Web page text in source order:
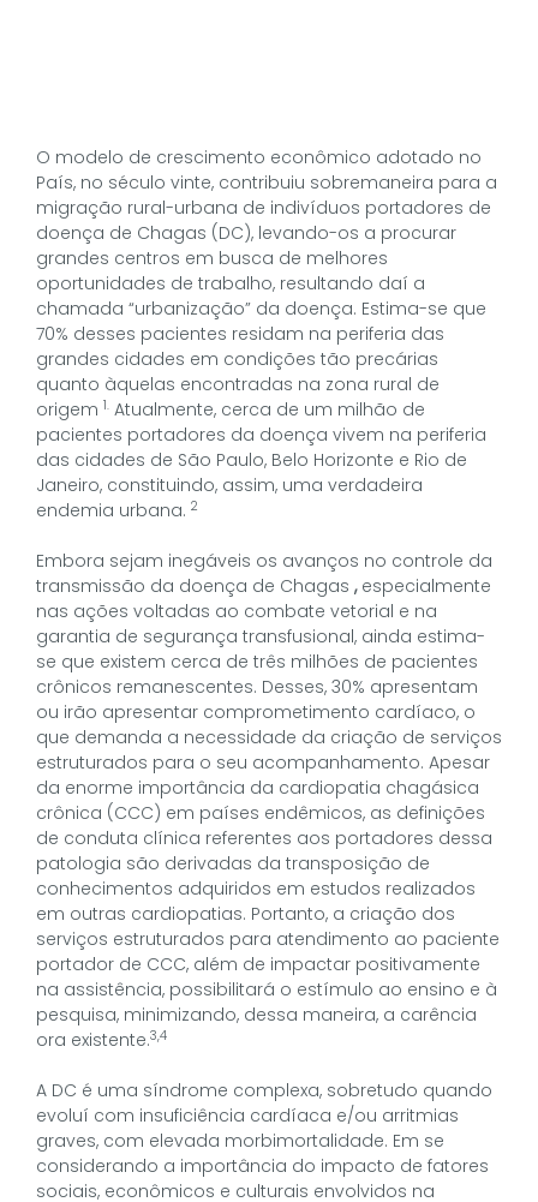
O modelo de crescimento econômico adotado no
País, no século vinte, contribuiu sobremaneira para a
migração rural-urbana de indivíduos portadores de
doença de Chagas (DC), levando-os a procurar
grandes centros em busca de melhores
oportunidades de trabalho, resultando daí a
chamada “urbanização” da doença. Estima-se que
70% desses pacientes residam na periferia das
grandes cidades em condições tão precárias
quanto àquelas encontradas na zona rural de
origem 1. Atualmente, cerca de um milhão de
pacientes portadores da doença vivem na periferia
das cidades de São Paulo, Belo Horizonte e Rio de
Janeiro, constituindo, assim, uma verdadeira
endemia urbana. 2
Embora sejam inegáveis os avanços no controle da
transmissão da doença de Chagas ,especialmente
nas ações voltadas ao combate vetorial e na
garantia de segurança transfusional, ainda estima-
se que existem cerca de três milhões de pacientes
crônicos remanescentes. Desses, 30% apresentam
ou irão apresentar comprometimento cardíaco, o
que demanda a necessidade da criação de serviços
estruturados para o seu acompanhamento. Apesar
da enorme importância da cardiopatia chagásica
crônica (CCC) em países endêmicos, as definições
de conduta clínica referentes aos portadores dessa
patologia são derivadas da transposição de
conhecimentos adquiridos em estudos realizados
em outras cardiopatias. Portanto, a criação dos
serviços estruturados para atendimento ao paciente
portador de CCC, além de impactar positivamente
na assistência, possibilitará o estímulo ao ensino e à
pesquisa, minimizando, dessa maneira, a carência
ora existente.3,4
A DC é uma síndrome complexa, sobretudo quando
evoluí com insuficiência cardíaca e/ou arritmias
graves, com elevada morbimortalidade. Em se
considerando a importância do impacto de fatores
sociais, econômicos e culturais envolvidos na